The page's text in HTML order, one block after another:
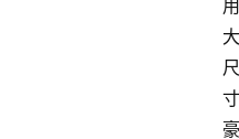
用
大
尺
寸
豪